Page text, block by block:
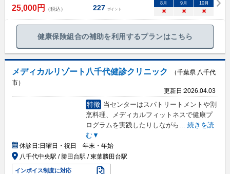
25,000円 （税込） 227 ポイント
8月 9月 10月
× × ×
健康保険組合の補助を利用するプランはこちら
メディカルリゾート八千代健診クリニック
（千葉県 八千代
市）
更新日:2026.04.03
特徴 当センターはスパトリートメントや割
烹料理、メディカルフィットネスで健康プ
ログラムを実践したりしながら
続きを読
む▼
休診日:日曜日・祝日 年末・年始
八千代中央駅 / 勝田台駅 / 東葉勝田台駅
インボイス制度に対応